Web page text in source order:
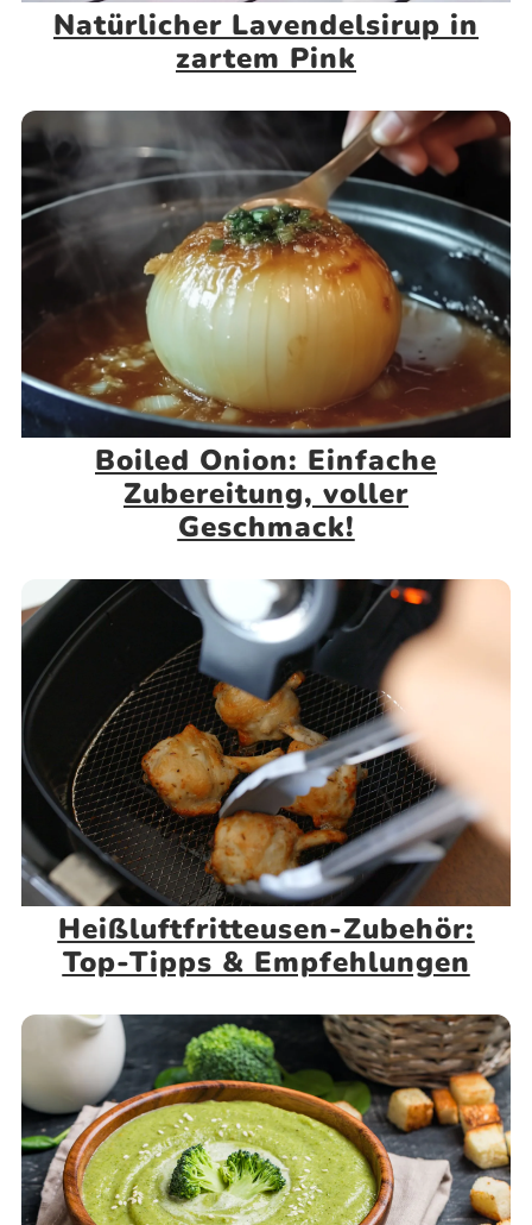
Natürlicher Lavendelsirup in
zartem Pink
Boiled Onion: Einfache
Zubereitung, voller
Geschmack!
Heißluftfritteusen-Zubehör:
Top-Tipps & Empfehlungen